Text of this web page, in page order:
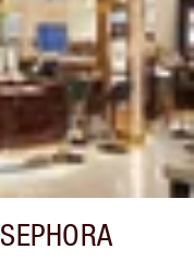
SEPHORA